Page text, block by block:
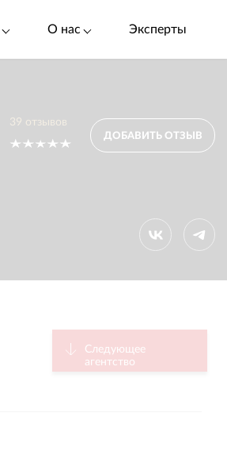
О нас Эксперты
39 отзывов
ДОБАВИТЬ ОТЗЫВ
Следующее
агентство